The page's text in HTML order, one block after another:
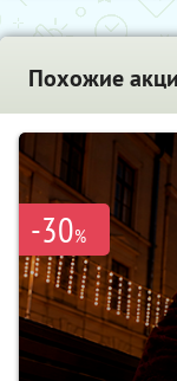
Похожие
-30%